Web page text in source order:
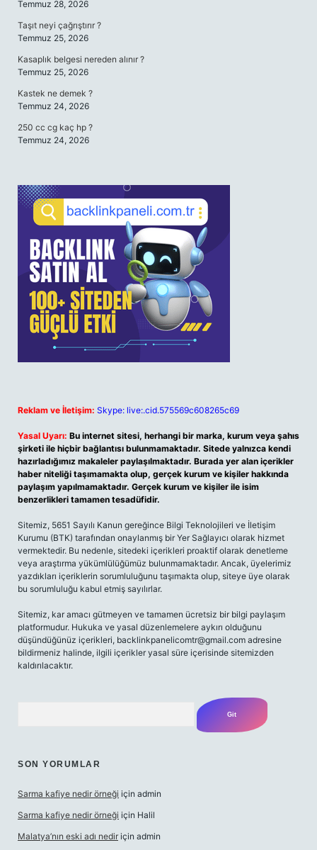
Temmuz 28, 2026
Taşıt neyi çağrıştırır ?
Temmuz 25, 2026
Kasaplık belgesi nereden alınır ?
Temmuz 25, 2026
Kastek ne demek ?
Temmuz 24, 2026
250 cc cg kaç hp ?
Temmuz 24, 2026
Reklam ve İletişim: Skype: live:.cid.575569c608265c69
Yasal Uyarı: Bu internet sitesi, herhangi bir marka, kurum veya şahıs
şirketi ile hiçbir bağlantısı bulunmamaktadır. Sitede yalnızca kendi
hazırladığımız makaleler paylaşılmaktadır. Burada yer alan içerikler
haber niteliği taşımamakta olup, gerçek kurum ve kişiler hakkında
paylaşım yapılmamaktadır. Gerçek kurum ve kişiler ile isim
benzerlikleri tamamen tesadüfidir.
Sitemiz, 5651 Sayılı Kanun gereğince Bilgi Teknolojileri ve İletişim
Kurumu (BTK) tarafından onaylanmış bir Yer Sağlayıcı olarak hizmet
vermektedir. Bu nedenle, sitedeki içerikleri proaktif olarak denetleme
veya araştırma yükümlülüğümüz bulunmamaktadır. Ancak, üyelerimiz
yazdıkları içeriklerin sorumluluğunu taşımakta olup, siteye üye olarak
bu sorumluluğu kabul etmiş sayılırlar.
Sitemiz, kar amacı gütmeyen ve tamamen ücretsiz bir bilgi paylaşım
platformudur. Hukuka ve yasal düzenlemelere aykırı olduğunu
düşündüğünüz içerikleri, backlinkpanelicomtr@gmail.com adresine
bildirmeniz halinde, ilgili içerikler yasal süre içerisinde sitemizden
kaldırılacaktır.
SON YORUMLAR
Sarma kafiye nedir örneği için admin
Sarma kafiye nedir örneği için Halil
Malatya’nın eski adı nedir için admin